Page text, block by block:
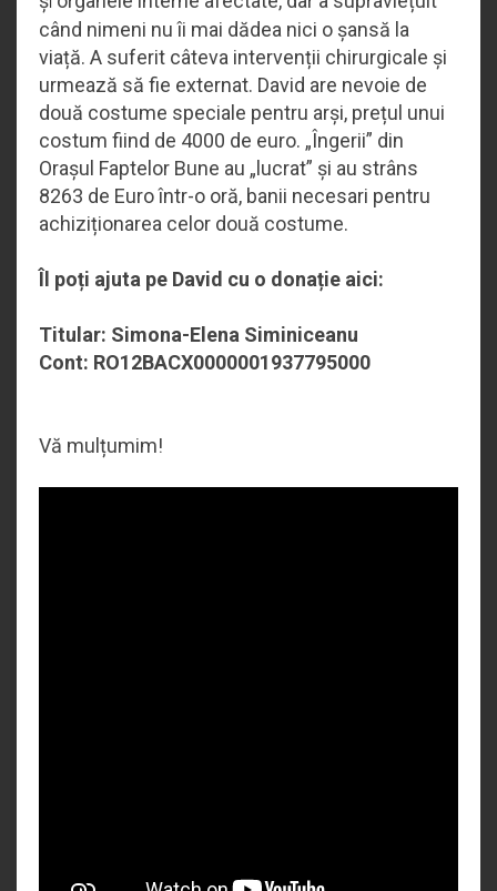
când nimeni nu îi mai dădea nici o șansă la
viață. A suferit câteva intervenții chirurgicale și
urmează să fie externat. David are nevoie de
două costume speciale pentru arși, prețul unui
costum fiind de 4000 de euro. „Îngerii” din
Orașul Faptelor Bune au „lucrat” și au strâns
8263 de Euro într-o oră, banii necesari pentru
achiziționarea celor două costume.
Îl poți ajuta pe David cu o donație aici:
Titular: Simona-Elena Siminiceanu
Cont: RO12BACX0000001937795000
Vă mulțumim!